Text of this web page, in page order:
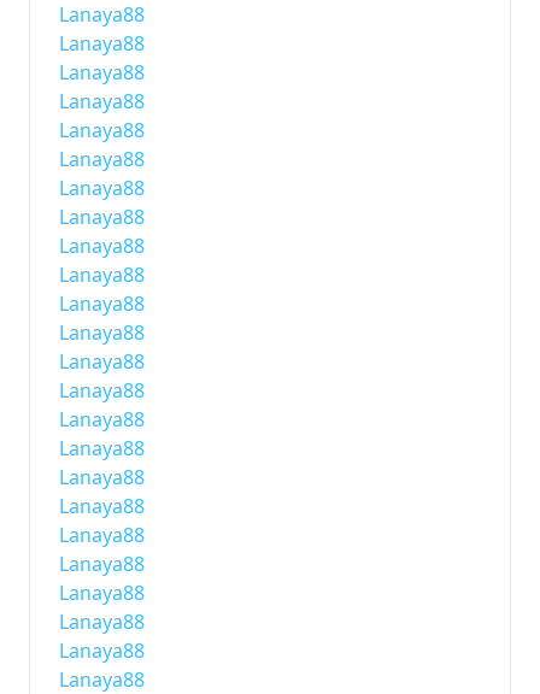
Lanaya88
Lanaya88
Lanaya88
Lanaya88
Lanaya88
Lanaya88
Lanaya88
Lanaya88
Lanaya88
Lanaya88
Lanaya88
Lanaya88
Lanaya88
Lanaya88
Lanaya88
Lanaya88
Lanaya88
Lanaya88
Lanaya88
Lanaya88
Lanaya88
Lanaya88
Lanaya88
Lanaya88